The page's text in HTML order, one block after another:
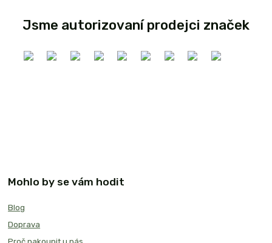
Jsme autorizovaní prodejci značek
Mohlo by se vám hodit
Blog
Doprava